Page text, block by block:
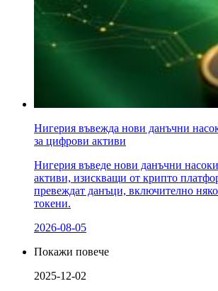
Нигерия въвежда нови данъчни
за цифрови активи
Нигерия въведе нови данъчни
активи, изискващи от крипто
превеждат данъци, включително
токени.
2026-08-05
Покажи повече
2025-12-02